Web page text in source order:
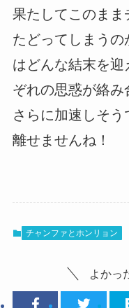
果たしてこのまま
たどってしまう
はどんな結末を
ぞれの思惑が絡
さらに加速しそ
離せませんね！
チャンファとホンリョン
よかっ